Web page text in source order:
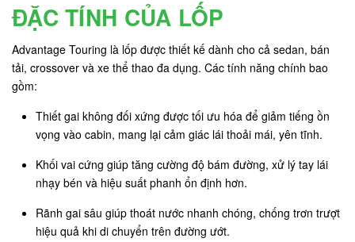
ĐẶC TÍNH CỦA LỐP
Advantage Touring là lốp được thiết kế dành cho cả sedan, bán
tải, crossover và xe thể thao đa dụng. Các tính năng chính bao
gồm:
Thiết gai không đối xứng được tối ưu hóa để giảm tiếng ồn
vọng vào cabin, mang lại cảm giác lái thoải mái, yên tĩnh.
Khối vai cứng giúp tăng cường độ bám đường, xử lý tay lái
nhạy bén và hiệu suất phanh ổn định hơn.
Rãnh gai sâu giúp thoát nước nhanh chóng, chống trơn trượt
hiệu quả khi di chuyển trên đường ướt.